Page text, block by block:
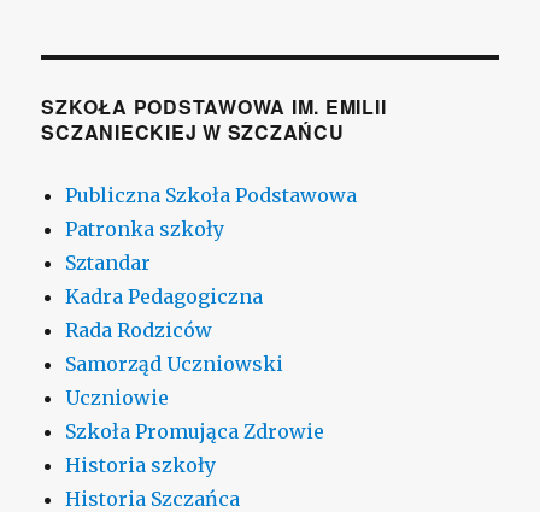
SZKOŁA PODSTAWOWA IM. EMILII
SCZANIECKIEJ W SZCZAŃCU
Publiczna Szkoła Podstawowa
Patronka szkoły
Sztandar
Kadra Pedagogiczna
Rada Rodziców
Samorząd Uczniowski
Uczniowie
Szkoła Promująca Zdrowie
Historia szkoły
Historia Szczańca